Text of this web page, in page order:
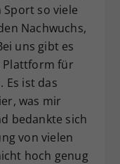
so viele
Nachwuchs,
uns gibt es
Plattform für
Es ist das
was mir
bedankte sich
von vielen
hoch genug